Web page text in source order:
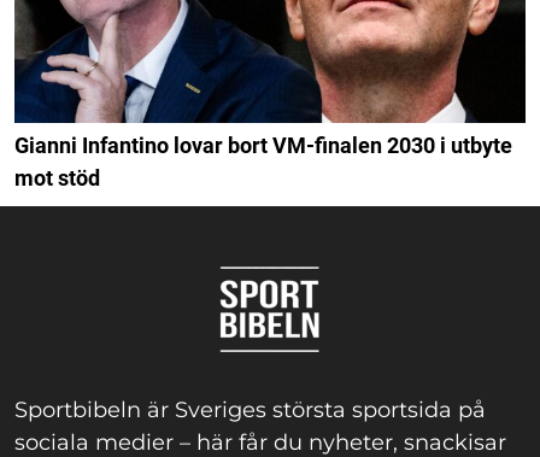
Gianni Infantino lovar bort VM-finalen 2030 i utbyte
mot stöd
Sportbibeln är Sveriges största sportsida på
sociala medier – här får du nyheter, snackisar